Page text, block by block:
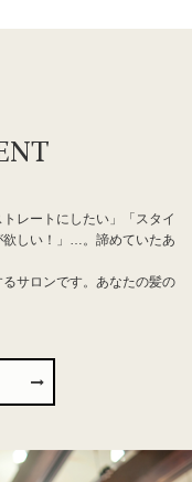
レートにしたい」「スタイ
欲しい！」…。諦めていたあ
サロンです。あなたの髪の